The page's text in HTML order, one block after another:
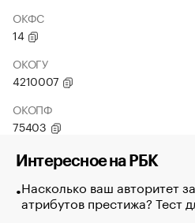
ОКФС
14
ОКОГУ
4210007
ОКОПФ
75403
Интересное на РБК
Насколько ваш авторитет
атрибутов престижа? Тест